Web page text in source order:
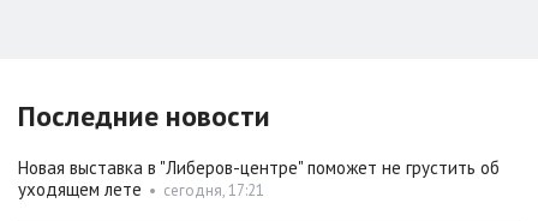
Последние новости
Новая выставка в "Либеров-центре" поможет не грустить об
уходящем лете • сегодня, 17:21